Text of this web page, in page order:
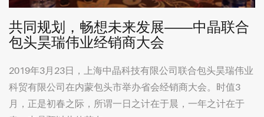
共同规划，畅想未来发展——中晶联合
包头昊瑞伟业经销商大会
2019年3月23日，上海中晶科技有限公司联合包头昊瑞伟业
科贸有限公司在内蒙包头市举办省会经销商大会。时值3
月，正是初春之际，所谓一日之计在于晨，一年之计在于